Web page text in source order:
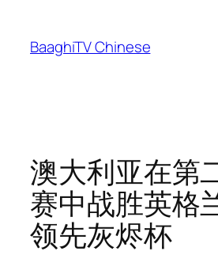
content
BaaghiTV Chinese
澳大利亚在第
赛中战胜英格
领先灰烬杯